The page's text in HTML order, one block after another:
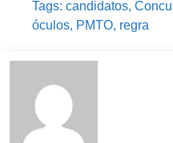
Tags: candidatos,
óculos, PMTO, regra